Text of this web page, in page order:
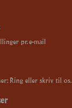
pr. e-mail
Ring eller skriv til os.